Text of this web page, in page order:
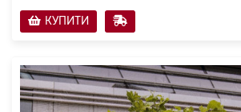
КУПИТИ